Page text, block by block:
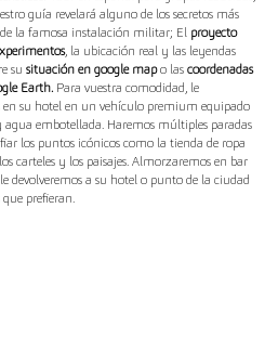
guía revelará alguno de los secretos más
de la famosa instalación militar; El proyecto
, la ubicación real y las leyendas
su situación en google mapo lascoordenadas
Earth. Para vuestra comodidad, le
en su hotel en un vehículo premium equipado
agua embotellada. Haremos múltiples paradas
los puntos icónicos como la tienda de ropa
carteles y los paisajes. Almorzaremos en bar
devolveremos a su hotel o punto de la ciudad
que prefieran.